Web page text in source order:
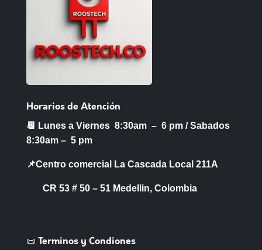
Horarios de Atención
📆 Lunes a Viernes 8:30am – 6 pm / Sabados
8:30am – 5 pm
📌Centro comercial La Cascada Local 211A
CR 53 # 50 – 51 Medellin, Colombia
📜 Terminos y Condiones